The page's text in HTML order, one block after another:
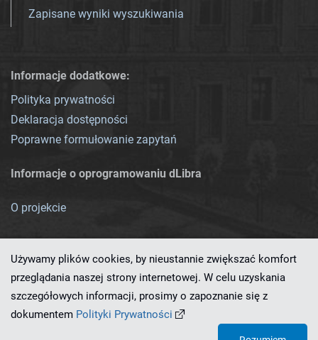
Zapisane wyniki wyszukiwania
Informacje dodatkowe:
Polityka prywatności
Deklaracja dostępności
Poprawne formułowanie zapytań
Informacje o oprogramowaniu dLibra
O projekcie
Ten serwis działa dzięki oprogramowaniu
Używamy plików cookies, by nieustannie zwiększać komfort
przeglądania naszej strony internetowej. W celu uzyskania
szczegółowych informacji, prosimy o zapoznanie się z
dokumentem Polityki Prywatności